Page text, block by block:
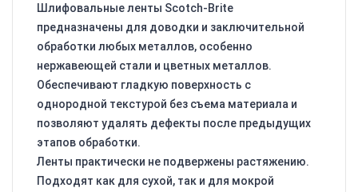
Шлифовальные ленты Scotch-Brite
предназначены для доводки и заключительной
обработки любых металлов, особенно
нержавеющей стали и цветных металлов.
Обеспечивают гладкую поверхность с
однородной текстурой без съема материала и
позволяют удалять дефекты после предыдущих
этапов обработки.
Ленты практически не подвержены растяжению.
Подходят как для сухой, так и для мокрой